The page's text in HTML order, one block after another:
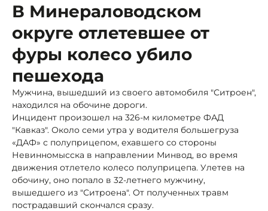
В Минераловодском
округе отлетевшее от
фуры колесо убило
пешехода
Мужчина, вышедший из своего автомобиля "Ситроен",
находился на обочине дороги.
Инцидент произошел на 326-м километре ФАД
"Кавказ". Около семи утра у водителя большегруза
«ДАФ» с полуприцепом, ехавшего со стороны
Невинномысска в направлении Минвод, во время
движения отлетело колесо полуприцепа. Улетев на
обочину, оно попало в 32-летнего мужчину,
вышедшего из "Ситроена". От полученных травм
пострадавший скончался сразу.